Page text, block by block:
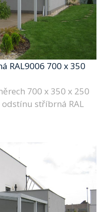
RAL9006 700 x 350
700 x 350 x 250
odstínu stříbrná RAL